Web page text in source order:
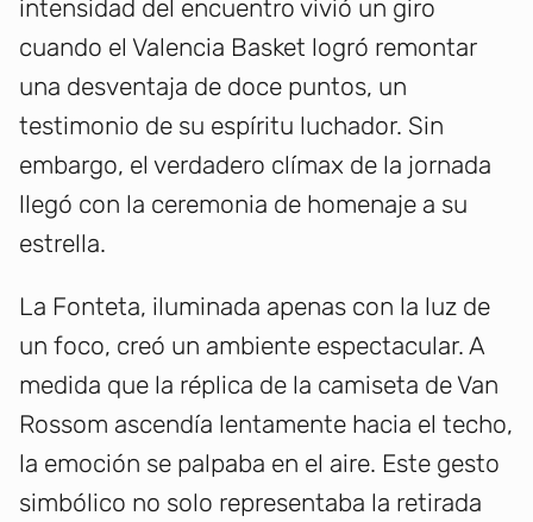
intensidad del encuentro vivió un giro
cuando el Valencia Basket logró remontar
una desventaja de doce puntos, un
testimonio de su espíritu luchador. Sin
embargo, el verdadero clímax de la jornada
llegó con la ceremonia de homenaje a su
estrella.
La Fonteta, iluminada apenas con la luz de
un foco, creó un ambiente espectacular. A
medida que la réplica de la camiseta de Van
Rossom ascendía lentamente hacia el techo,
la emoción se palpaba en el aire. Este gesto
simbólico no solo representaba la retirada